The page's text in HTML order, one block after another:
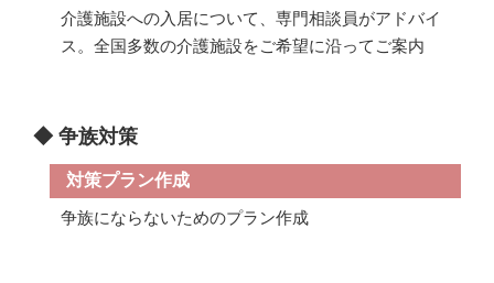
介護施設への入居について、専門相談員がアドバイ
ス。全国多数の介護施設をご希望に沿ってご案内
◆ 争族対策
対策プラン作成
争族にならないためのプラン作成